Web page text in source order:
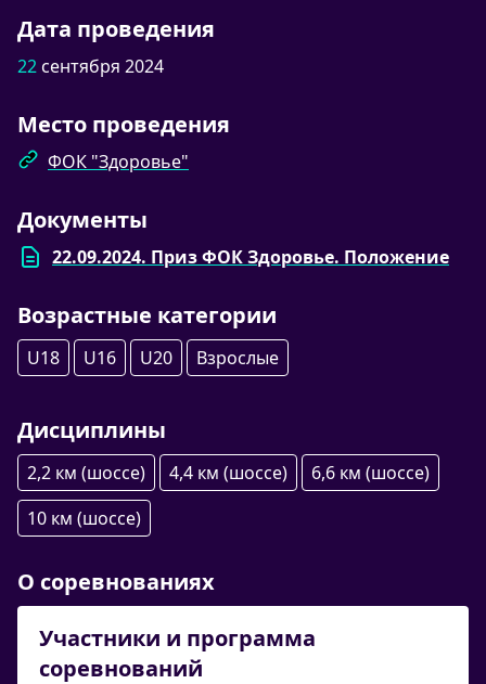
Дата проведения
22сентября 2024
Место проведения
ФОК "Здоровье"
Документы
22.09.2024. Приз ФОК Здоровье. Положение
Возрастные категории
U18 U16 U20 Взрослые
Дисциплины
2,2 км (шоссе) 4,4 км (шоссе)
6,6 км (шоссе)
10 км (шоссе)
О соревнованиях
Участники и программа
соревнований